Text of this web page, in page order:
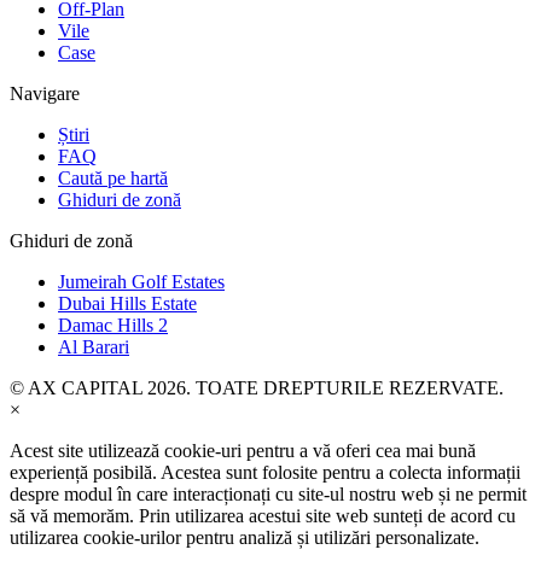
Off-Plan
Vile
Case
Navigare
Știri
FAQ
Caută pe hartă
Ghiduri de zonă
Ghiduri de zonă
Jumeirah Golf Estates
Dubai Hills Estate
Damac Hills 2
Al Barari
© AX CAPITAL 2026. TOATE DREPTURILE REZERVATE.
×
Acest site utilizează cookie-uri pentru a vă oferi cea mai bună
experiență posibilă. Acestea sunt folosite pentru a colecta informații
despre modul în care interacționați cu site-ul nostru web și ne permit
să vă memorăm. Prin utilizarea acestui site web sunteți de acord cu
utilizarea cookie-urilor pentru analiză și utilizări personalizate.